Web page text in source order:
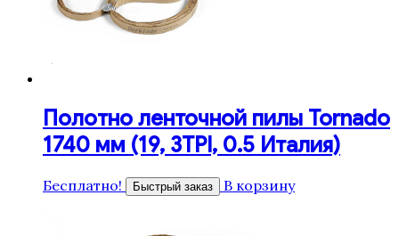
Полотно ленточной пилы Tornado
1740 мм (19, 3TPI, 0.5 Италия)
Бесплатно! Быстрый заказ В корзину